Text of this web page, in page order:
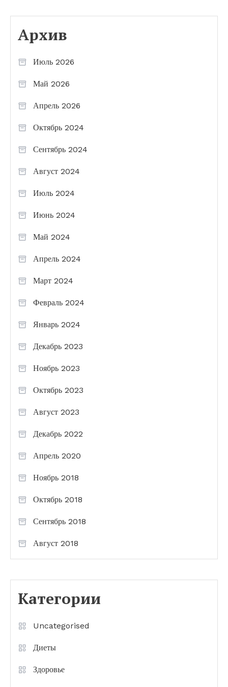
Архив
Июль 2026
Май 2026
Апрель 2026
Октябрь 2024
Сентябрь 2024
Август 2024
Июль 2024
Июнь 2024
Май 2024
Апрель 2024
Март 2024
Февраль 2024
Январь 2024
Декабрь 2023
Ноябрь 2023
Октябрь 2023
Август 2023
Декабрь 2022
Апрель 2020
Ноябрь 2018
Октябрь 2018
Сентябрь 2018
Август 2018
Категории
Uncategorised
Диеты
Здоровье